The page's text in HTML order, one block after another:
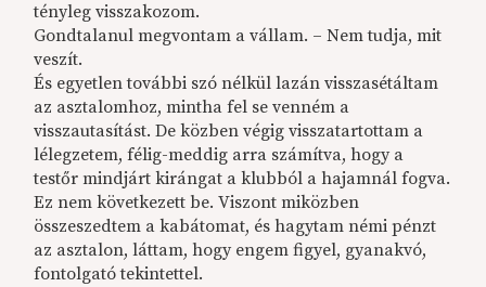
tényleg visszakozom.
Gondtalanul megvontam a vállam. – Nem tudja, mit
veszít.
És egyetlen további szó nélkül lazán visszasétáltam
az asztalomhoz, mintha fel se venném a
visszautasítást. De közben végig visszatartottam a
lélegzetem, félig-meddig arra számítva, hogy a
testőr mindjárt kirángat a klubból a hajamnál fogva.
Ez nem következett be. Viszont miközben
összeszedtem a kabátomat, és hagytam némi pénzt
az asztalon, láttam, hogy engem figyel, gyanakvó,
fontolgató tekintettel.